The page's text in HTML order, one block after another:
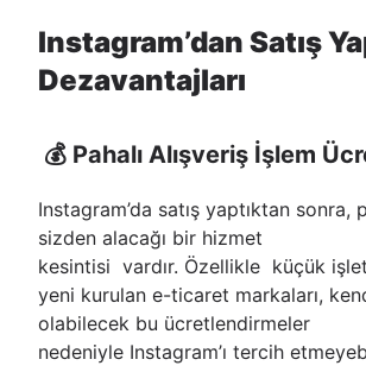
Instagram’dan Satış
Dezavantajları
💰 Pahalı Alışveriş İşlem
Instagram’da satış yaptıktan sonra,
sizden alacağı bir hizmet
kesintisi vardır. Özellikle küçük
yeni kurulan e-ticaret markaları,
olabilecek bu ücretlendirmeler
nedeniyle Instagram’ı tercih